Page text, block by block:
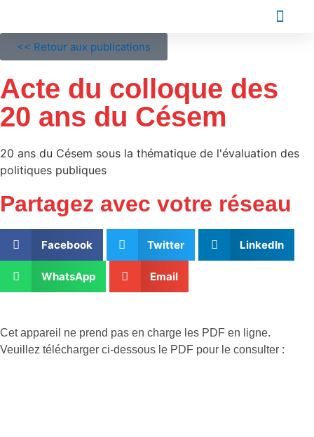
<< Retour aux publications
Acte du colloque des
20 ans du Césem
20 ans du Césem sous la thématique de l'évaluation des
politiques publiques
Partagez avec votre réseau
Facebook Twitter LinkedIn
WhatsApp Email
Cet appareil ne prend pas en charge les PDF en ligne.
Veuillez télécharger ci-dessous le PDF pour le consulter :